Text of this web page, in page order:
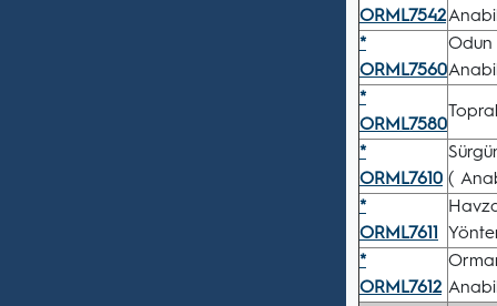
ORML7542
*
ORML7560
Odun
*
ORML7580
*
ORML7610 (
*
ORML7611
*
ORML7612